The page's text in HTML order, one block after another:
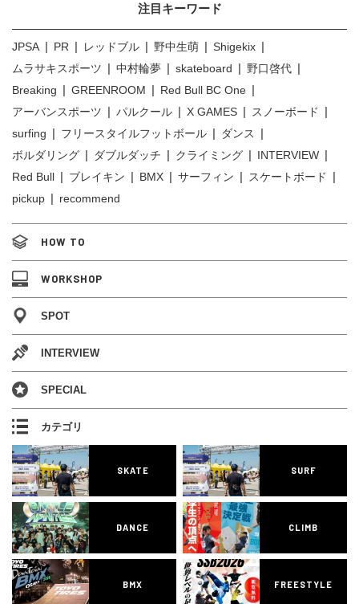
注目キーワード
JPSA PR レッドブル 野中生萌
Shigekix
ムラサキスポーツ
中村輪夢 skateboard
野口啓代
Breaking
GREENROOM
Red Bull BC One
アーバンスポーツ
パルクール X GAMES
スノーボード
surfing
フリースタイルフットボール
ダンス
ボルダリング
ダブルダッチ クライミング
INTERVIEW
Red Bull
ブレイキン BMX サーフィン
スケートボード
pickup
recommend
HOW TO
WORKSHOP
SPOT
INTERVIEW
SPECIAL
カテゴリ
SKATE SURF
DANCE CLIMB
BMX FREESTYLE